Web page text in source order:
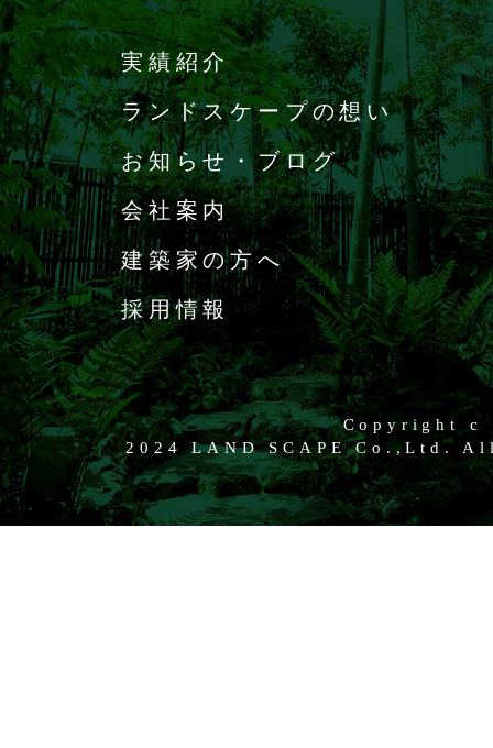
実績紹介
ランドスケープの想い
お知らせ・ブログ
会社案内
建築家の方へ
採用情報
Copyright c
2024 LAND SCAPE Co.,Ltd.